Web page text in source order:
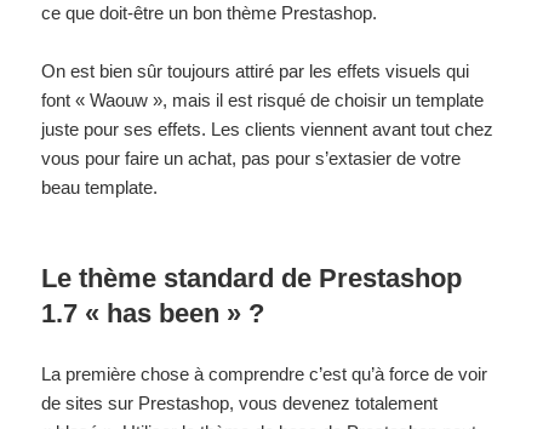
ce que doit-être un bon thème Prestashop.
On est bien sûr toujours attiré par les effets visuels qui
font « Waouw », mais il est risqué de choisir un template
juste pour ses effets. Les clients viennent avant tout chez
vous pour faire un achat, pas pour s’extasier de votre
beau template.
Le thème standard de Prestashop
1.7 « has been » ?
La première chose à comprendre c’est qu’à force de voir
de sites sur Prestashop, vous devenez totalement